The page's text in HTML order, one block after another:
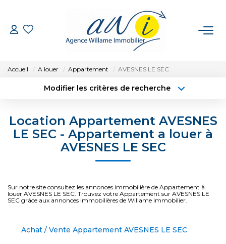
ESTIMATION
EXTRANET
Accueil A louer Appartement AVESNES LE SEC
Modifier les critères de recherche
Sélectionnez...
Type de bien
Surface min
Location Appartement AVESNES
LE SEC - Appartement a louer à
AVESNES LE SEC
Sur notre site consultez les annonces immobilière de Appartement à
louer AVESNES LE SEC. Trouvez votre Appartement sur AVESNES LE
SEC grâce aux annonces immobilières de Willame Immobilier.
Achat / Vente Appartement AVESNES LE SEC